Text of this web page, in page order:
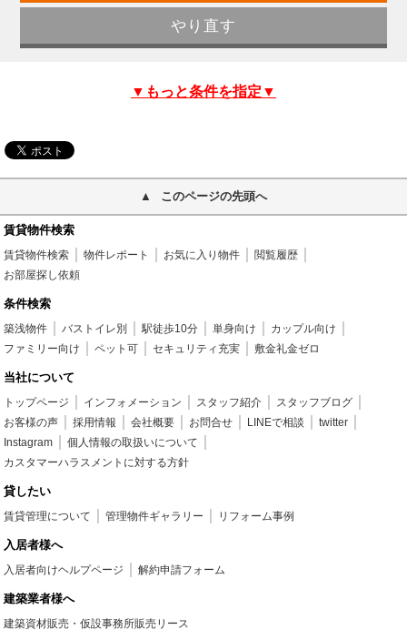
▼もっと条件を指定▼
このページの先頭へ
賃貸物件検索
賃貸物件検索 物件レポート お気に入り物件
閲覧履歴
お部屋探し依頼
条件検索
築浅物件 バストイレ別 駅徒歩10分 単身向け
カップル向け
ファミリー向け
ペット可 セキュリティ充実 敷金礼金ゼロ
当社について
トップページ インフォメーション スタッフ紹介
スタッフブログ
お客様の声
採用情報 会社概要 お問合せ LINEで相談
twitter
Instagram
個人情報の取扱いについて
カスタマーハラスメントに対する方針
貸したい
賃貸管理について 管理物件ギャラリー リフォーム事例
入居者様へ
入居者向けヘルプページ 解約申請フォーム
建築業者様へ
建築資材販売・仮設事務所販売リース